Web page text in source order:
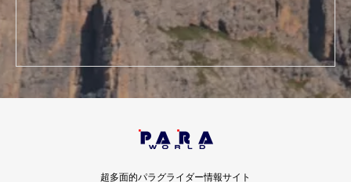
超多面的パラグライダー情報サイト